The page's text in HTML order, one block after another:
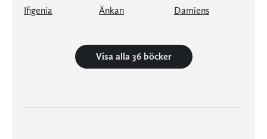
Ifigenia Änkan Damiens
Visa alla 36 böcker